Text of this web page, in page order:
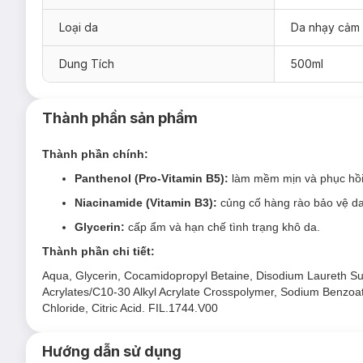
Da dầu thừa, lỗ chân lông to
Ưu thế nổi bật của Sữa Rửa Mặt Cetaphil Oily
Công thức khoa học dịu lành cho làn da nhạy cảm với
Glyceringiúp ngăn ngừa hiện tượng khô da.
Niacinamide (B3)giúp củng cố hàng rào bảo vệ da.
Panthenol (B5)
Dạng gel trong tạo bọt nhẹ.
Công dụng:
Làm sạch sâu, loại bỏ 94% bụi bẩn, tạp chất và lớp trang
Loại da Da nhạy cảm
Dung Tích 500ml
Thành phần sản phẩm
Thành phần chính:
Panthenol (Pro-Vitamin B5): làm mềm mịn và phục hồi
Niacinamide (Vitamin B3): củng cố hàng rào bảo vệ
Glycerin: cấp ẩm và hạn chế tình trạng khô da.
Thành phần chi tiết:
Aqua, Glycerin, Cocamidopropyl Betaine, Disodium Laureth
Acrylates/C10-30 Alkyl Acrylate Crosspolymer, Sodium
Chloride, Citric Acid. FIL.1744.V00
Hướng dẫn sử dụng